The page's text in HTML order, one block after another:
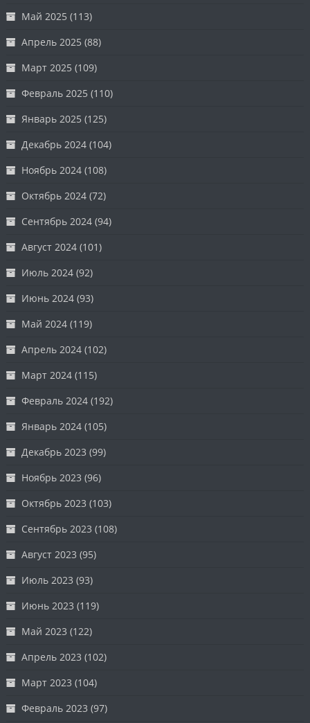
Май 2025 (113)
Апрель 2025 (88)
Март 2025 (109)
Февраль 2025 (110)
Январь 2025 (125)
Декабрь 2024 (104)
Ноябрь 2024 (108)
Октябрь 2024 (72)
Сентябрь 2024 (94)
Август 2024 (101)
Июль 2024 (92)
Июнь 2024 (93)
Май 2024 (119)
Апрель 2024 (102)
Март 2024 (115)
Февраль 2024 (192)
Январь 2024 (105)
Декабрь 2023 (99)
Ноябрь 2023 (96)
Октябрь 2023 (103)
Сентябрь 2023 (108)
Август 2023 (95)
Июль 2023 (93)
Июнь 2023 (119)
Май 2023 (122)
Апрель 2023 (102)
Март 2023 (104)
Февраль 2023 (97)